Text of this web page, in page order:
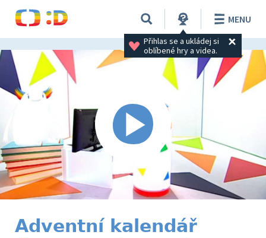
Přihlas se a ukládej si
oblíbené hry a videa.
MENU
Adventní kalendář